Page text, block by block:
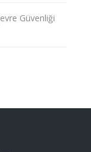
Güvenliği